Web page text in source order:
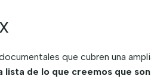
que cubren una
lista de lo que creemos que